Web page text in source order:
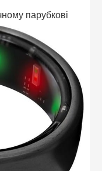
парубкові